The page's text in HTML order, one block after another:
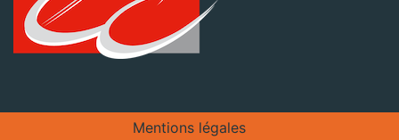
Mentions légales